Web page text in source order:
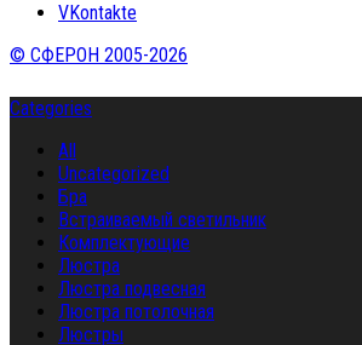
VKontakte
© СФЕРОН 2005-2026
Categories
All
Uncategorized
Бра
Встраиваемый светильник
Комплектующие
Люстра
Люстра подвесная
Люстра потолочная
Люстры